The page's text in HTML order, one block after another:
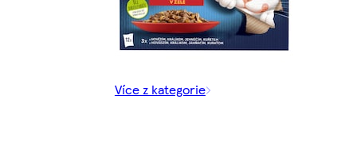
Více z kategorie